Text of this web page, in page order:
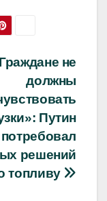
не
должны
Путин
потребовал
решений
топливу